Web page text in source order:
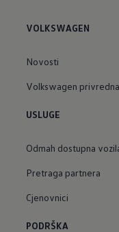
VOLKSWAGEN
Novosti
Volkswagen
USLUGE
Odmah dostupna
Pretraga partnera
Cjenovnici
PODRŠKA